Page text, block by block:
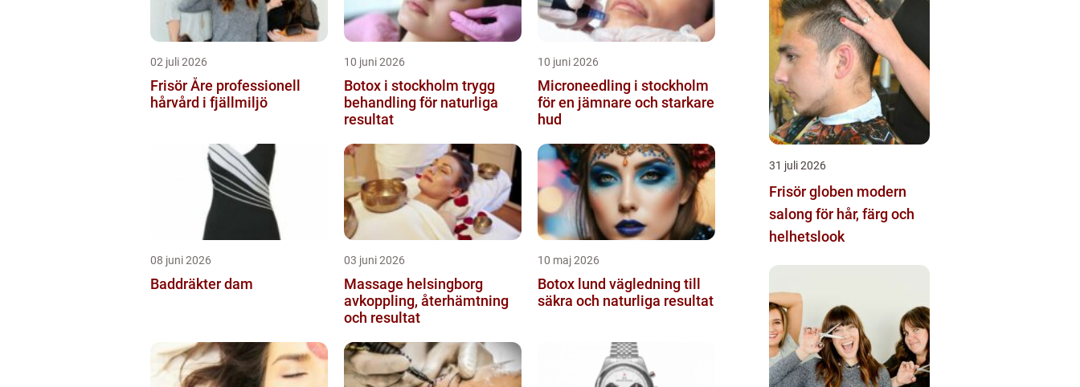
02 juli 2026
Frisör Åre professionell
hårvård i fjällmiljö
10 juni 2026
Botox i stockholm trygg
behandling för naturliga
resultat
10 juni 2026
Microneedling i stockholm
för en jämnare och starkare
hud
08 juni 2026
Baddräkter dam
03 juni 2026
Massage helsingborg
avkoppling, återhämtning
och resultat
10 maj 2026
Botox lund vägledning till
säkra och naturliga resultat
31 juli 2026
Frisör globen modern
salong för hår, färg och
helhetslook